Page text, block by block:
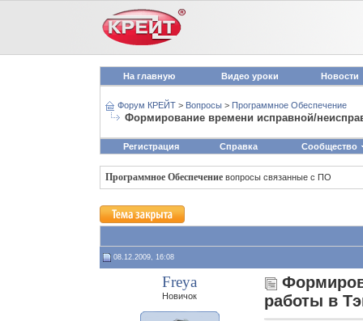
На главную Видео уроки Новости
Форум КРЕЙТ > Вопросы > Программное Обеспечение
Формирование времени исправной/
Регистрация Справка Сообщество
Программное Обеспечение вопросы связанные с ПО
08.12.2009, 16:08
Freya
Новичок
работы в